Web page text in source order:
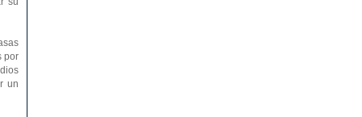
por
un